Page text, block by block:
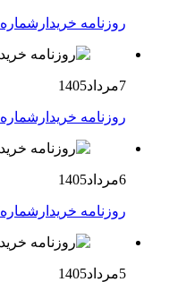
روزنامه خریدارشماره2199
7مرداد1405
روزنامه خریدارشماره 2198
6مرداد1405
روزنامه خریدارشماره2197
5مرداد1405